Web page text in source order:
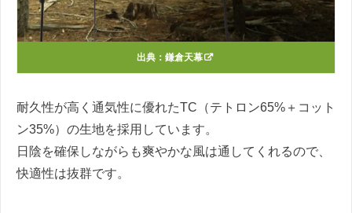
出典： 鎌倉天幕
耐久性が高く通気性に優れたTC（テトロン65%＋コット
ン35%）の生地を採用しています。
日陰を確保しながらも爽やかな風は通してくれるので、
快適性は抜群です。